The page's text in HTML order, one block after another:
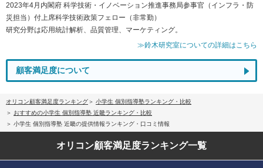
2023年4月内閣府 科学技術・イノベーション推進事務局参事官（インフラ・防
災担当）付上席科学技術政策フェロー（非常勤）
研究分野は応用統計解析、品質管理、マーケティング。
≫鈴木研究室についての詳細はこちら
顧客満足度について
オリコン顧客満足度ランキング
小学生 個別指導塾ランキング・比較
おすすめの小学生 個別指導塾 近畿ランキング・比較
小学生 個別指導塾 近畿の提供情報ランキング・口コミ情報
オリコン顧客満足度ランキング一覧